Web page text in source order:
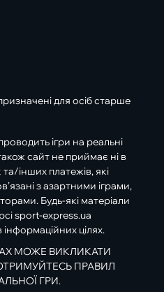
для осіб старше
ігри на реальні
сайт не приймає ні в
інших платежів, які
з азартними іграми,
Будь-які матеріали
sport-express.ua
цілях.
МОЖЕ ВИКЛИКАТИ
ПРАВИЛ
ГРИ.